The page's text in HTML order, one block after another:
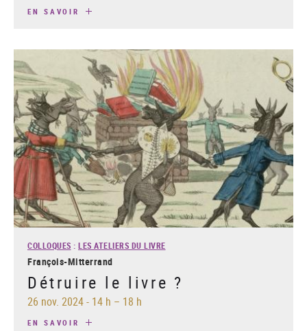
EN SAVOIR
COLLOQUES : LES ATELIERS DU LIVRE
François-Mitterrand
Détruire le livre ?
26 nov. 2024- 14 h – 18 h
EN SAVOIR